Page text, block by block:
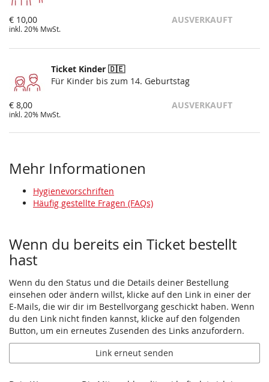
€ 10,00
inkl. 20% MwSt.
AUSVERKAUFT
Ticket Kinder 🇩🇪
Für Kinder bis zum 14. Geburtstag
€ 8,00
inkl. 20% MwSt.
AUSVERKAUFT
Mehr Informationen
Hygienevorschriften
Häufig gestellte Fragen (FAQs)
Wenn du bereits ein Ticket bestellt
hast
Wenn du den Status und die Details deiner Bestellung
einsehen oder ändern willst, klicke auf den Link in einer der
E-Mails, die wir dir im Bestellvorgang geschickt haben. Wenn
du den Link nicht finden kannst, klicke auf den folgenden
Button, um ein erneutes Zusenden des Links anzufordern.
Link erneut senden